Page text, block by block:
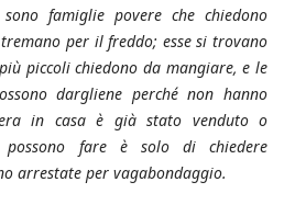
famiglie povere che chiedono
per il freddo; esse si trovano
piccoli chiedono da mangiare, e le
dargliene perché non hanno
in casa è già stato venduto o
possono fare è solo di chiedere
arrestate per vagabondaggio.